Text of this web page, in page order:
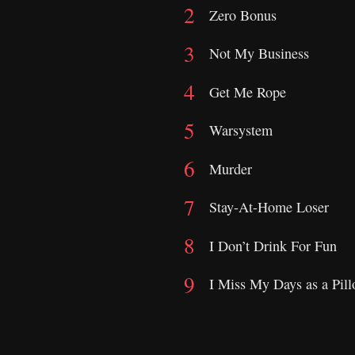
Zero Bonus
Not My Business
Get Me Rope
Warsystem
Murder
Stay-At-Home Loser
I Don’t Drink For Fun
I Miss My Days as a